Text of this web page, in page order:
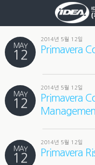
MAY
12
2014년 5월 12일
Primavera
MAY
12
2014년 5월 12일
Primavera
MAY
12
2014년 5월 12일
Primavera